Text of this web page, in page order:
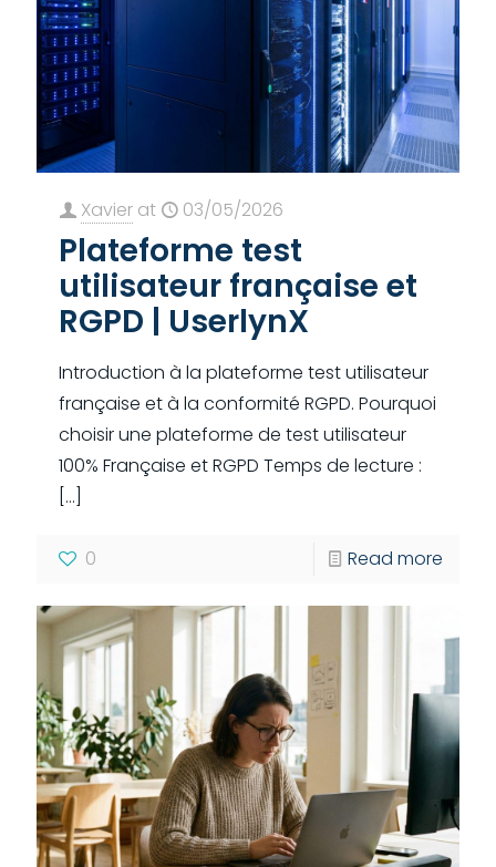
Xavier at 03/05/2026
Plateforme test
utilisateur française et
RGPD | UserlynX
Introduction à la plateforme test utilisateur
française et à la conformité RGPD. Pourquoi
choisir une plateforme de test utilisateur
100% Française et RGPD Temps de lecture :
[…]
0 Read more